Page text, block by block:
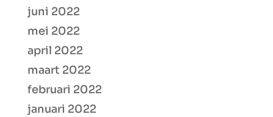
juni 2022
mei 2022
april 2022
maart 2022
februari 2022
januari 2022